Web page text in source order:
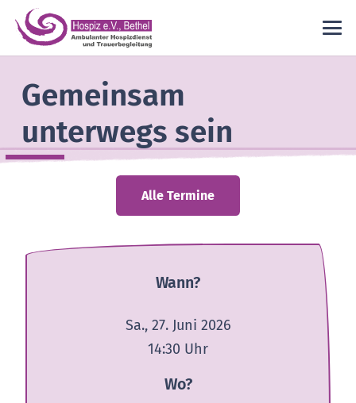
Gemeinsam
unterwegs sein
Alle Termine
Wann?
Sa., 27. Juni 2026
14:30 Uhr
Wo?